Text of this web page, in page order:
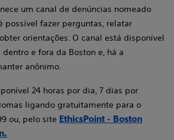
um canal de denúncias nomeado
possível fazer perguntas, relatar
orientações. O canal está disponível
e fora da Boston e, há a
anônimo.​
24 horas por dia, 7 dias por
ligando gratuitamente para o
ou, pelo site EthicsPoint - Boston